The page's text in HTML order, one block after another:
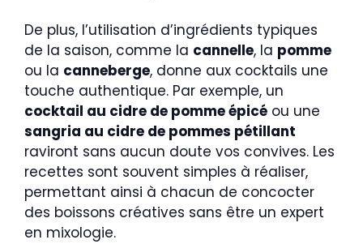
De plus, l’utilisation d’ingrédients typiques
de la saison, comme la cannelle, la pomme
ou la canneberge, donne aux cocktails une
touche authentique. Par exemple, un
cocktail au cidre de pomme épicé ou une
sangria au cidre de pommes pétillant
raviront sans aucun doute vos convives. Les
recettes sont souvent simples à réaliser,
permettant ainsi à chacun de concocter
des boissons créatives sans être un expert
en mixologie.